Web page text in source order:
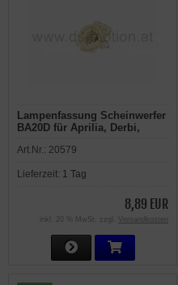
Lampenfassung Scheinwerfer
BA20D für Aprilia, Derbi,
Art.Nr.: 20579
Lieferzeit: 1 Tag
8,89 EUR
inkl. 20 % MwSt. zzgl. Versandkosten